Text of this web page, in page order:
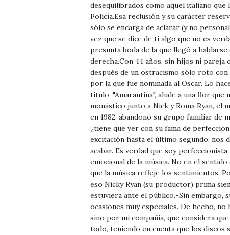
desequilibrados como aquel italiano
Policía.Esa reclusión y su carácter
sólo se encarga de aclarar (y no
vez que se dice de ti algo que no es
presunta boda de la que llegó a
derecha.Con 44 años, sin hijos ni pareja
después de un ostracismo sólo roto con
por la que fue nominada al Oscar. Lo
título, "Amarantina", alude a una flor que
monástico junto a Nick y Roma Ryan, el
en 1982, abandonó su grupo familiar de
¿tiene que ver con su fama de
excitación hasta el último segundo; nos
acabar. Es verdad que soy
emocional de la música. No en el
que la música refleje los sentimientos.
eso Nicky Ryan (su productor) prima
estuviera ante el público.-Sin embargo,
ocasiones muy especiales. De hecho,
sino por mi compañía, que considera
todo, teniendo en cuenta que los discos